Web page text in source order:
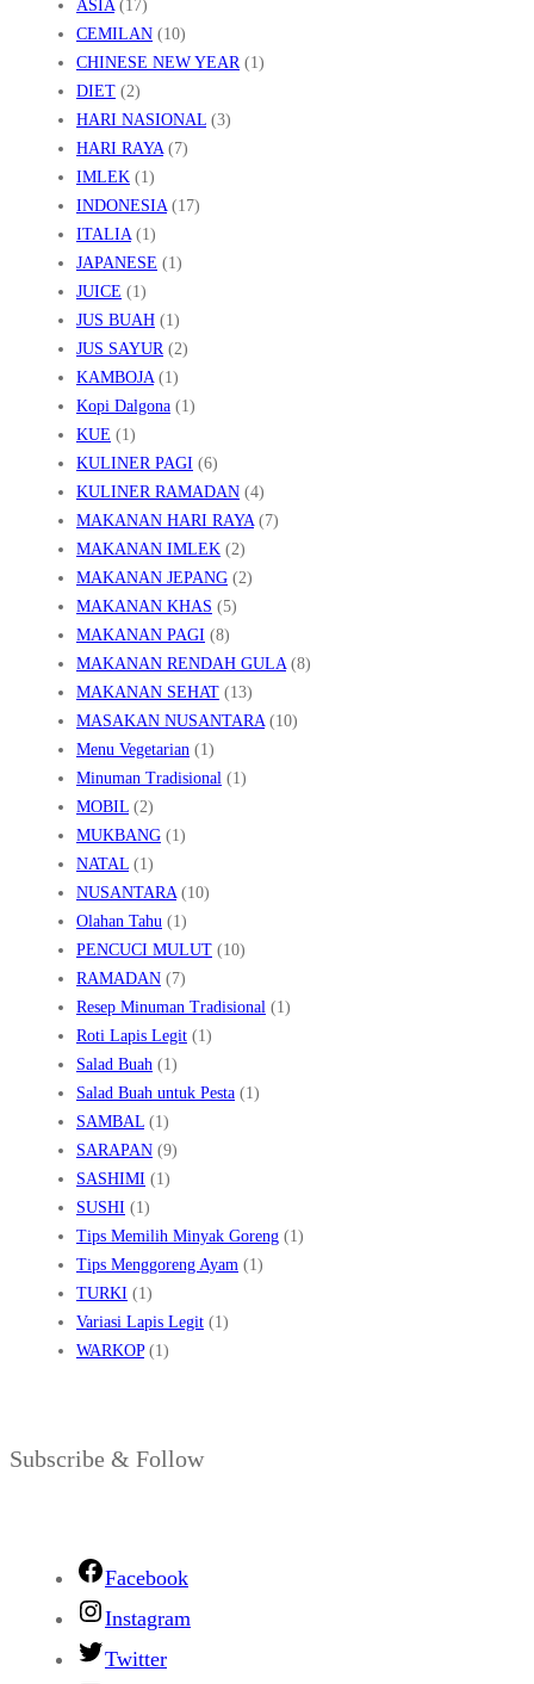
ASIA(17)
CEMILAN (10)
CHINESE NEW YEAR(1)
DIET (2)
HARI NASIONAL (3)
HARI RAYA(7)
IMLEK (1)
INDONESIA(17)
ITALIA(1)
JAPANESE (1)
JUICE (1)
JUS BUAH (1)
JUS SAYUR(2)
KAMBOJA(1)
Kopi Dalgona (1)
KUE (1)
KULINER PAGI (6)
KULINER RAMADAN (4)
MAKANAN HARI RAYA(7)
MAKANAN IMLEK (2)
MAKANAN JEPANG (2)
MAKANAN KHAS (5)
MAKANAN PAGI (8)
MAKANAN RENDAH GULA(8)
MAKANAN SEHAT (13)
MASAKAN NUSANTARA(10)
Menu Vegetarian (1)
Minuman Tradisional (1)
MOBIL (2)
MUKBANG (1)
NATAL (1)
NUSANTARA(10)
Olahan Tahu (1)
PENCUCI MULUT (10)
RAMADAN (7)
Resep Minuman Tradisional (1)
Roti Lapis Legit (1)
Salad Buah (1)
Salad Buah untuk Pesta (1)
SAMBAL (1)
SARAPAN (9)
SASHIMI (1)
SUSHI (1)
Tips Memilih Minyak Goreng (1)
Tips Menggoreng Ayam (1)
TURKI (1)
Variasi Lapis Legit (1)
WARKOP(1)
Subscribe & Follow
Facebook
Instagram
Twitter